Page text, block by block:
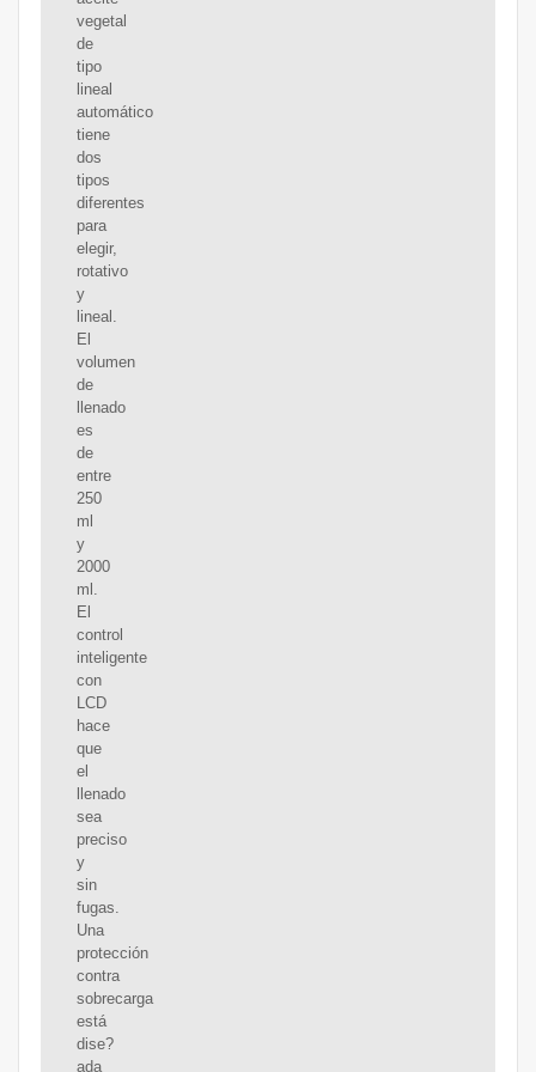
vegetal
de
tipo
lineal
automático
tiene
dos
tipos
diferentes
para
elegir,
rotativo
y
lineal.
El
volumen
de
llenado
es
de
entre
250
ml
y
2000
ml.
El
control
inteligente
con
LCD
hace
que
el
llenado
sea
preciso
y
sin
fugas.
Una
protección
contra
sobrecarga
está
dise?
ada